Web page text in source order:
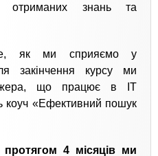
отриманих знань та
як ми сприяємо у
закінчення курсу ми
що працює в IT
коуч «Ефективний пошук
протягом 4 місяців ми